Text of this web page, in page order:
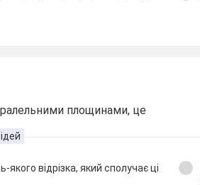
площинами, це
відрізка, який сполучає ці